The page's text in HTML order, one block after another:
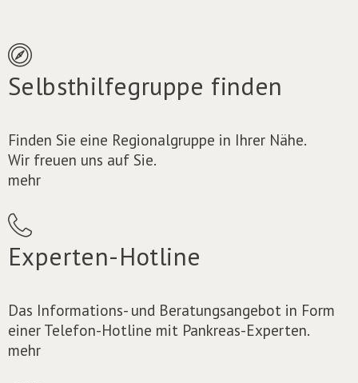
Selbsthilfegruppe finden
Finden Sie eine Regionalgruppe in Ihrer Nähe.
Wir freuen uns auf Sie.
mehr
Experten-Hotline
Das Informations- und Beratungsangebot in Form
einer Telefon-Hotline mit Pankreas-Experten.
mehr